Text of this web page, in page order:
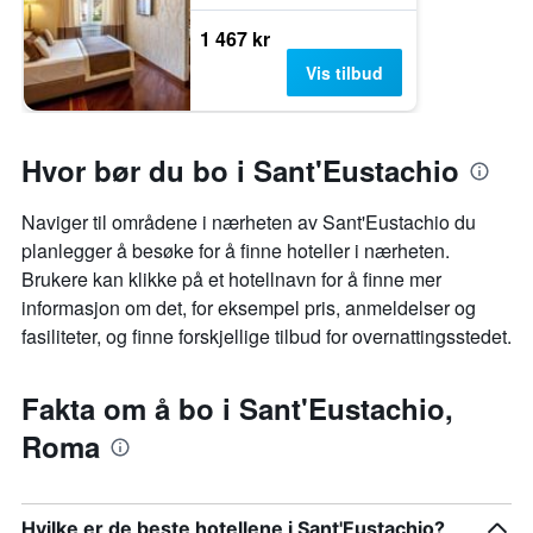
1 467 kr
Vis tilbud
Hvor bør du bo i Sant'Eustachio
Naviger til områdene i nærheten av Sant'Eustachio du
planlegger å besøke for å finne hoteller i nærheten.
Brukere kan klikke på et hotellnavn for å finne mer
informasjon om det, for eksempel pris, anmeldelser og
fasiliteter, og finne forskjellige tilbud for overnattingsstedet.
Fakta om å bo i Sant'Eustachio,
Roma